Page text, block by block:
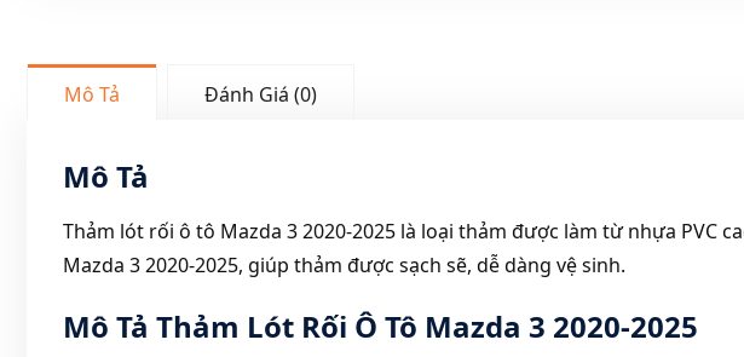
Mô Tả Đánh Giá (0)
Mô Tả
Thảm lót rối ô tô Mazda 3 2020-2025 là loại thảm được làm từ nhựa PVC
Mazda 3 2020-2025, giúp thảm được sạch sẽ, dễ dàng vệ sinh.
Mô Tả Thảm Lót Rối Ô Tô Mazda 3 2020-2025